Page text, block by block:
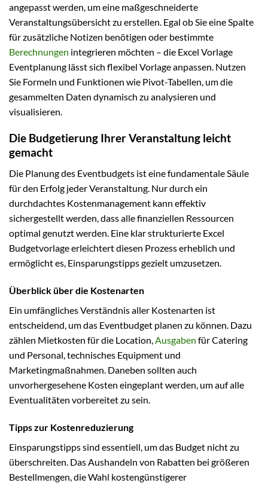
angepasst werden, um eine maßgeschneiderte
Veranstaltungsübersicht zu erstellen. Egal ob Sie eine Spalte
für zusätzliche Notizen benötigen oder bestimmte
Berechnungen integrieren möchten – die Excel Vorlage
Eventplanung lässt sich flexibel Vorlage anpassen. Nutzen
Sie Formeln und Funktionen wie Pivot-Tabellen, um die
gesammelten Daten dynamisch zu analysieren und
visualisieren.
Die Budgetierung Ihrer Veranstaltung leicht
gemacht
Die Planung des Eventbudgets ist eine fundamentale Säule
für den Erfolg jeder Veranstaltung. Nur durch ein
durchdachtes Kostenmanagement kann effektiv
sichergestellt werden, dass alle finanziellen Ressourcen
optimal genutzt werden. Eine klar strukturierte Excel
Budgetvorlage erleichtert diesen Prozess erheblich und
ermöglicht es, Einsparungstipps gezielt umzusetzen.
Überblick über die Kostenarten
Ein umfängliches Verständnis aller Kostenarten ist
entscheidend, um das Eventbudget planen zu können. Dazu
zählen Mietkosten für die Location,Ausgaben für Catering
und Personal, technisches Equipment und
Marketingmaßnahmen. Daneben sollten auch
unvorhergesehene Kosten eingeplant werden, um auf alle
Eventualitäten vorbereitet zu sein.
Tipps zur Kostenreduzierung
Einsparungstipps sind essentiell, um das Budget nicht zu
überschreiten. Das Aushandeln von Rabatten bei größeren
Bestellmengen, die Wahl kostengünstigerer